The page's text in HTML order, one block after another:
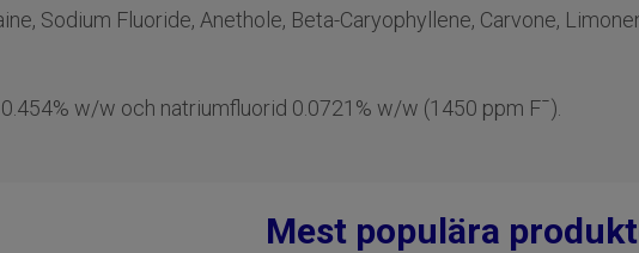
Sodium Fluoride, Anethole, Beta-Caryophyllene, Carvone,
w/w och natriumfluorid 0.0721% w/w (1450 ppm F¯).
Mest populära